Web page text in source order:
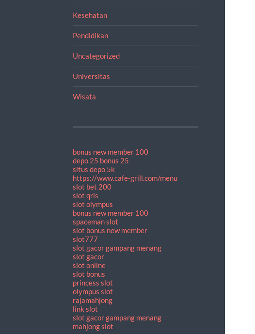
Kesehatan
Pendidikan
Uncategorized
Universitas
Wisata
bonus new member 100
depo 25 bonus 25
situs depo 5k
https://www.cafe-grill.com/menu
slot bet 200
slot qris
slot olympus
bonus new member 100
spaceman slot
slot bonus new member
slot777
slot gacor gampang menang
slot gacor
slot online
slot bonus
princess slot
olympus slot
rajamahjong
link slot
slot gacor gampang menang
mahjong slot